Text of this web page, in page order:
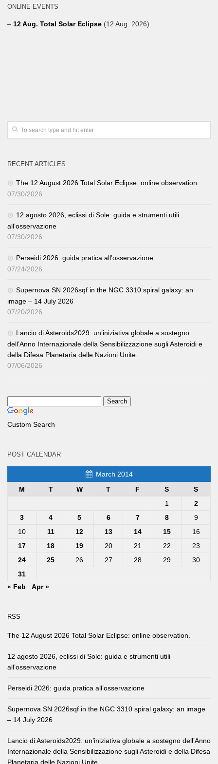
ONLINE EVENTS
– 12 Aug. Total Solar Eclipse (12 Aug. 2026)
RECENT ARTICLES
The 12 August 2026 Total Solar Eclipse: online observation.
07/30/2026
12 agosto 2026, eclissi di Sole: guida e strumenti utili
all’osservazione
07/30/2026
Perseidi 2026: guida pratica all’osservazione
07/24/2026
Supernova SN 2026sqf in the NGC 3310 spiral galaxy: an
image – 14 July 2026
07/20/2026
Lancio di Asteroids2029: un’iniziativa globale a sostegno
dell’Anno Internazionale della Sensibilizzazione sugli Asteroidi e
della Difesa Planetaria delle Nazioni Unite.
07/06/2026
Custom Search
POST CALENDAR
March 2014
M
T W T F S
S
1
2
3
4 5 6 7 8
9
10
11 12 13 14 15
16
17
18 19 20 21 22
23
24
25 26 27 28 29
30
31
« Feb
Apr »
RSS
The 12 August 2026 Total Solar Eclipse: online observation.
12 agosto 2026, eclissi di Sole: guida e strumenti utili
all’osservazione
Perseidi 2026: guida pratica all’osservazione
Supernova SN 2026sqf in the NGC 3310 spiral galaxy: an image
– 14 July 2026
Lancio di Asteroids2029: un’iniziativa globale a sostegno dell’Anno
Internazionale della Sensibilizzazione sugli Asteroidi e della Difesa
Planetaria delle Nazioni Unite.